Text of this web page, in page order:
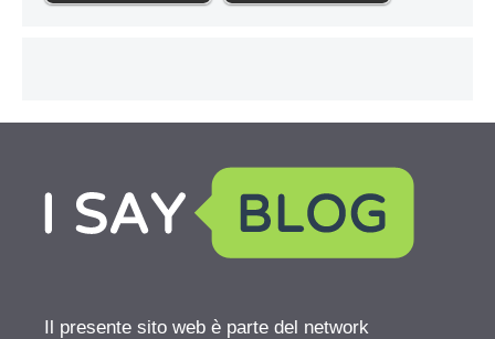
Il presente sito web è parte del network